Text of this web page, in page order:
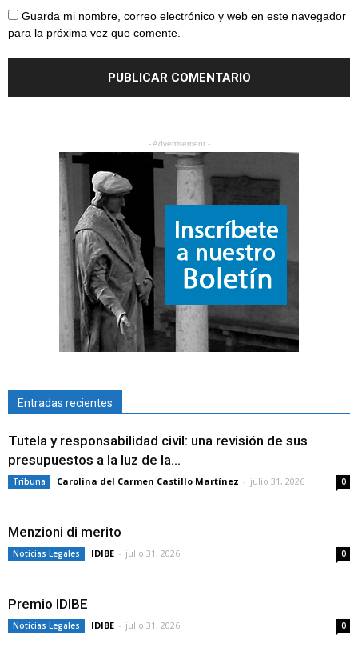
Guarda mi nombre, correo electrónico y web en este navegador
para la próxima vez que comente.
- Advertisement -
Entradas recientes
Tutela y responsabilidad civil: una revisión de sus
presupuestos a la luz de la...
Tribuna Carolina del Carmen Castillo Martínez - julio 31, 2026 0
Menzioni di merito
Noticias Legales IDIBE - julio 31, 2026 0
Premio IDIBE
Noticias Legales IDIBE - julio 31, 2026 0